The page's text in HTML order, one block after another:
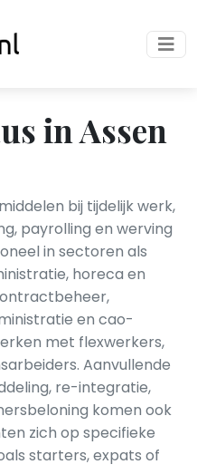
in Assen
bij tijdelijk werk,
payrolling en werving
in sectoren als
horeca en
en cao-
met flexwerkers,
Aanvullende
re-integratie,
komen ook
zich op specifieke
starters, expats of